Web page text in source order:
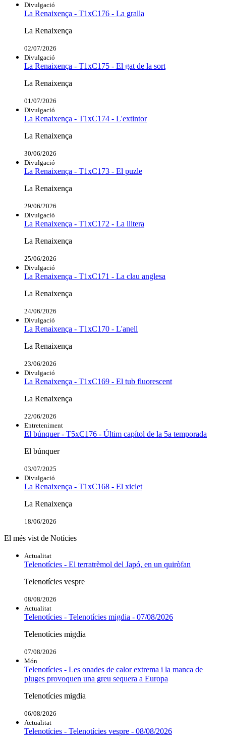
Divulgació
La Renaixença - T1xC176 - La gralla
La Renaixença
02/07/2026
Divulgació
La Renaixença - T1xC175 - El gat de la sort
La Renaixença
01/07/2026
Divulgació
La Renaixença - T1xC174 - L'extintor
La Renaixença
30/06/2026
Divulgació
La Renaixença - T1xC173 - El puzle
La Renaixença
29/06/2026
Divulgació
La Renaixença - T1xC172 - La llitera
La Renaixença
25/06/2026
Divulgació
La Renaixença - T1xC171 - La clau anglesa
La Renaixença
24/06/2026
Divulgació
La Renaixença - T1xC170 - L'anell
La Renaixença
23/06/2026
Divulgació
La Renaixença - T1xC169 - El tub fluorescent
La Renaixença
22/06/2026
Entreteniment
El búnquer - T5xC176 - Últim capítol de la 5a temporada
El búnquer
03/07/2025
Divulgació
La Renaixença - T1xC168 - El xiclet
La Renaixença
18/06/2026
El més vist de Notícies
Actualitat
Telenotícies - El terratrèmol del Japó, en un quiròfan
Telenotícies vespre
08/08/2026
Actualitat
Telenotícies - Telenotícies migdia - 07/08/2026
Telenotícies migdia
07/08/2026
Món
Telenotícies - Les onades de calor extrema i la manca de
pluges provoquen una greu sequera a Europa
Telenotícies migdia
06/08/2026
Actualitat
Telenotícies - Telenotícies vespre - 08/08/2026